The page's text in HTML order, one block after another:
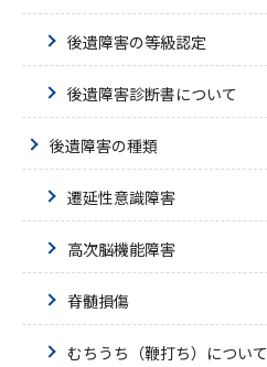
後遺障害の等級認定
後遺障害診断書について
後遺障害の種類
遷延性意識障害
高次脳機能障害
脊髄損傷
むちうち（鞭打ち）について